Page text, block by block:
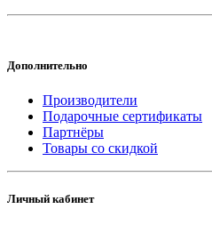
Дополнительно
Производители
Подарочные сертификаты
Партнёры
Товары со скидкой
Личный кабинет